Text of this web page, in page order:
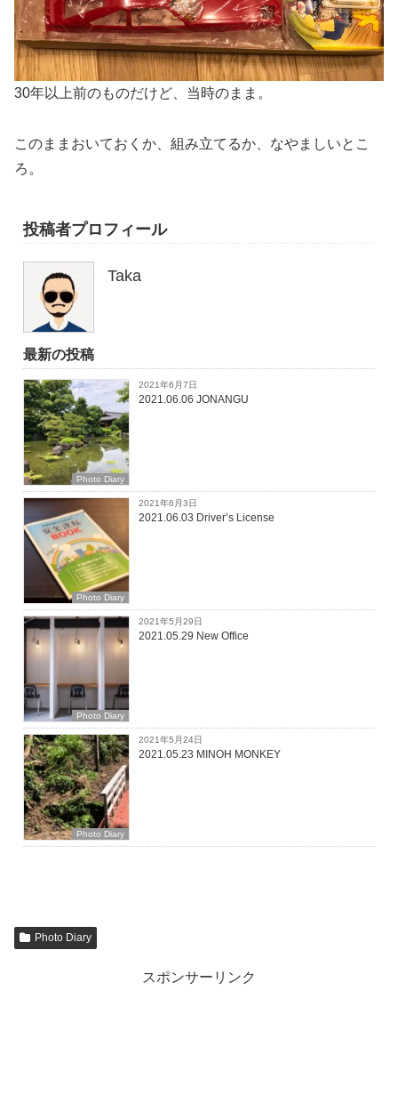
30年以上前のものだけど、当時のまま。
このままおいておくか、組み立てるか、なやましいとこ
ろ。
投稿者プロフィール
Taka
最新の投稿
Photo Diary
2021年6月7日
2021.06.06 JONANGU
Photo Diary
2021年6月3日
2021.06.03 Driver’s License
Photo Diary
2021年5月29日
2021.05.29 New Office
Photo Diary
2021年5月24日
2021.05.23 MINOH MONKEY
Photo Diary
スポンサーリンク